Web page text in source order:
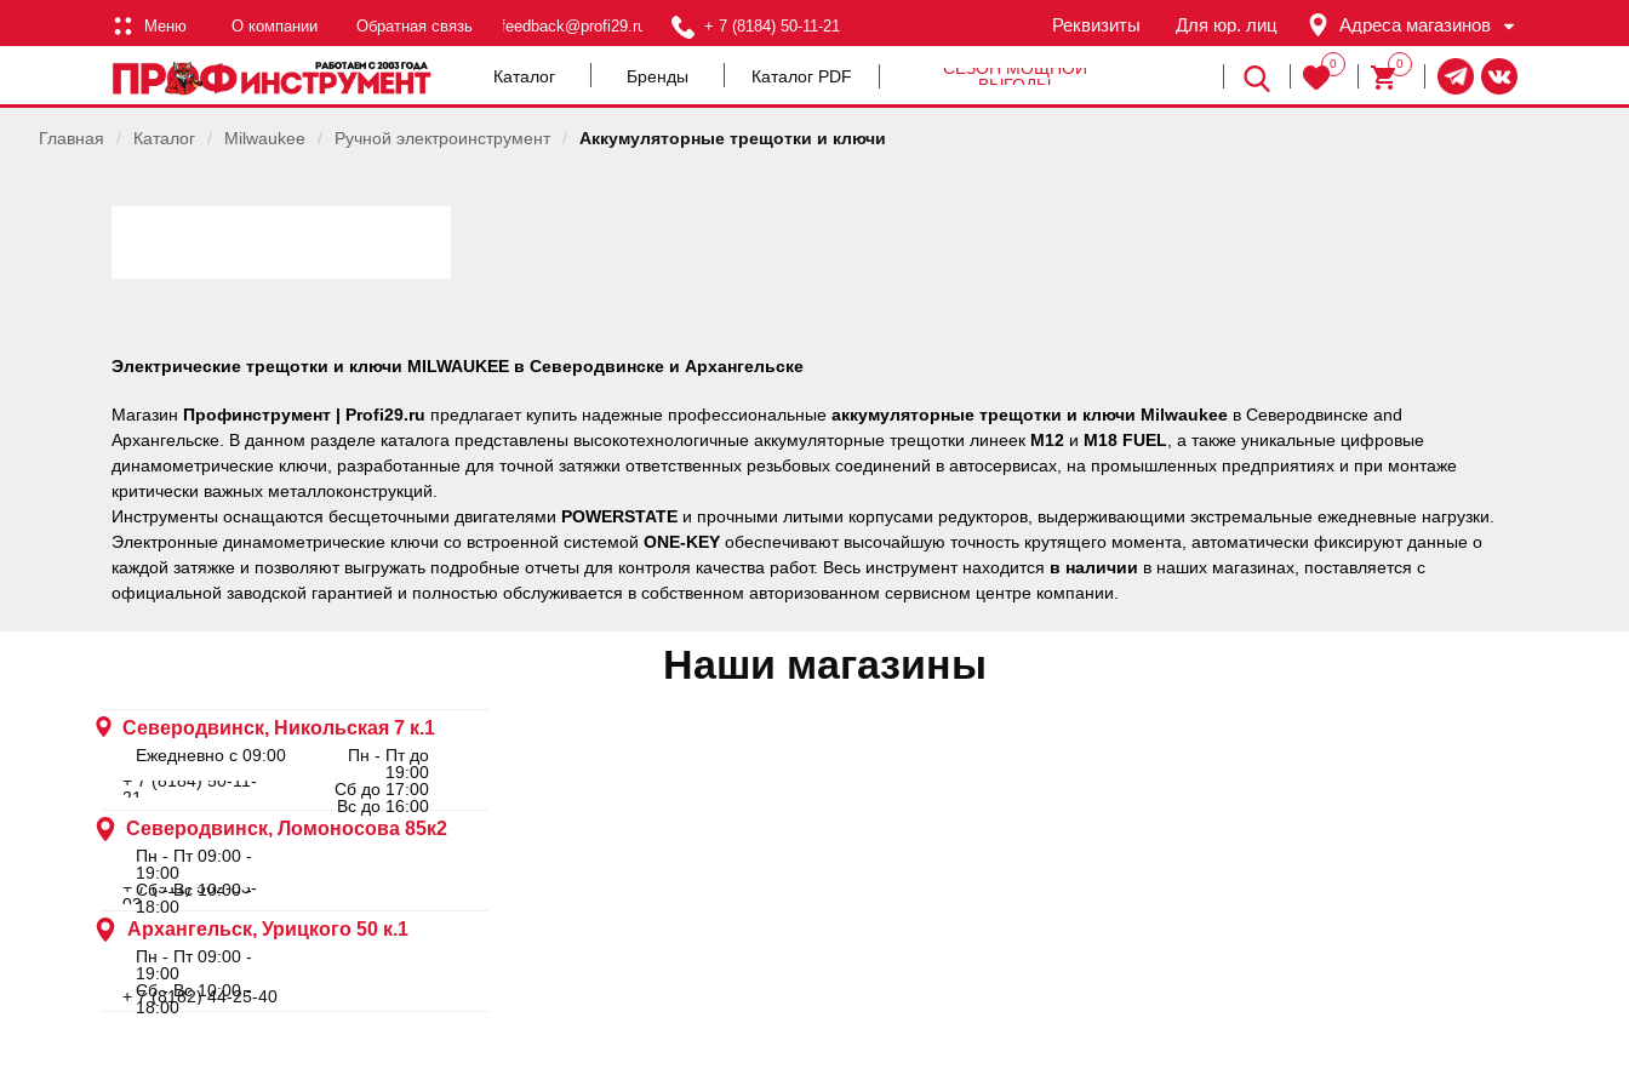
Меню + 7 (8184) 50-11-21
Обратная связь feedback@profi29.ru Для юр. лиц
Реквизиты
О компании
Каталог
Адреса магазинов
0
0
Бренды Каталог PDF
СЕЗОН МОЩНОЙ
ВЫГОДЫ
Главная / Каталог / Milwaukee / Ручной электроинструмент / Аккумуляторные трещотки и ключи
Электрические трещотки и ключи MILWAUKEE в Северодвинске и Архангельске
Магазин Профинструмент | Profi29.ru предлагает купить надежные профессиональные аккумуляторные трещотки и ключи Milwaukee в Северодвинске and
Архангельске. В данном разделе каталога представлены высокотехнологичные аккумуляторные трещотки линеек M12 и M18 FUEL , а также уникальные цифровые
динамометрические ключи, разработанные для точной затяжки ответственных резьбовых соединений в автосервисах, на промышленных предприятиях и при монтаже
критически важных металлоконструкций.
Инструменты оснащаются бесщеточными двигателями POWERSTATE и прочными литыми корпусами редукторов, выдерживающими экстремальные ежедневные нагрузки.
Электронные динамометрические ключи со встроенной системой ONE-KEY обеспечивают высочайшую точность крутящего момента, автоматически фиксируют данные о
каждой затяжке и позволяют выгружать подробные отчеты для контроля качества работ. Весь инструмент находится в наличии в наших магазинах, поставляется с
официальной заводской гарантией и полностью обслуживается в собственном авторизованном сервисном центре компании.
Наши магазины
Архангельск, Урицкого 50 к.1
Северодвинск, Ломоносова 85к2
Северодвинск, Никольская 7 к.1
Ежедневно с 09:00
Пн - Пт до
19:00
Сб до 17:00
Вс до 16:00
Пн - Пт 09:00 -
19:00
Сб - Вс 10:00 -
18:00
Пн - Пт 09:00 -
19:00
Сб - Вс 10:00 -
18:00
+ 7 (8184) 50-11-
21
+ 7 (911) 562-83-
03
+ 7 (8182) 44-25-40